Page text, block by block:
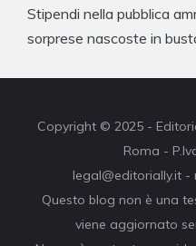
Stipendi nella pubblica
sorprese nascoste in
Copyright © 2025 -
Roma -
legal@editorially.it
Questo blog non è una
viene aggiornato